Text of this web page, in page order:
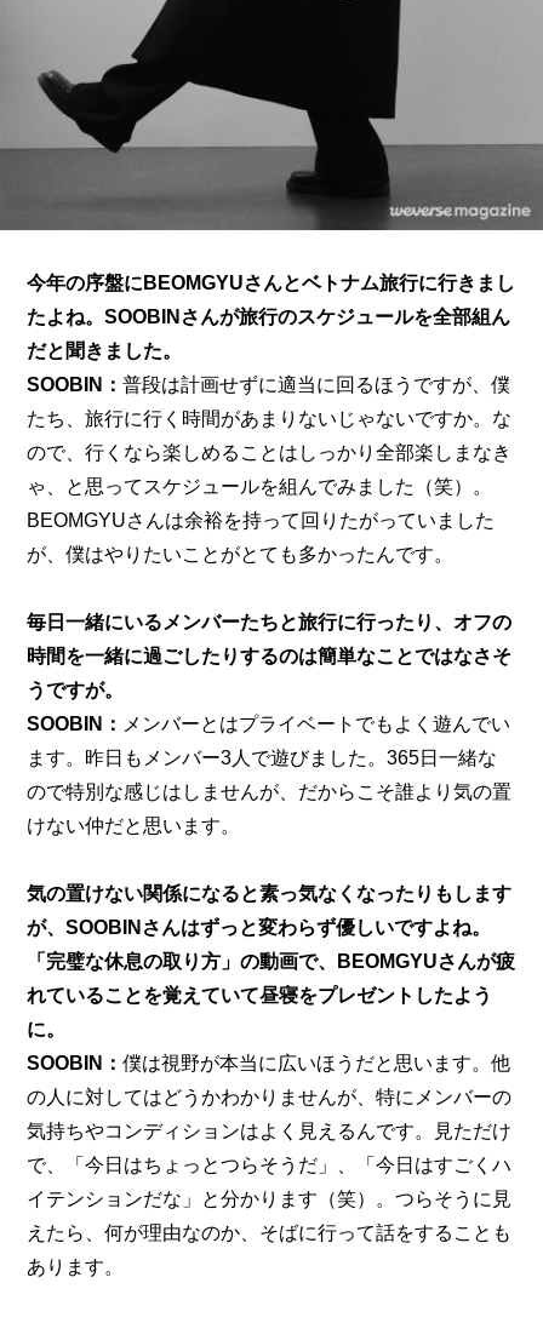
今年の序盤にBEOMGYUさんとベトナム旅行に行きまし
たよね。SOOBINさんが旅行のスケジュールを全部組ん
だと聞きました。
SOOBIN：普段は計画せずに適当に回るほうですが、僕
たち、旅行に行く時間があまりないじゃないですか。な
ので、行くなら楽しめることはしっかり全部楽しまなき
ゃ、と思ってスケジュールを組んでみました（笑）。
BEOMGYUさんは余裕を持って回りたがっていました
が、僕はやりたいことがとても多かったんです。
毎日一緒にいるメンバーたちと旅行に行ったり、オフの
時間を一緒に過ごしたりするのは簡単なことではなさそ
うですが。
SOOBIN： メンバーとはプライベートでもよく遊んでい
ます。昨日もメンバー3人で遊びました。365日一緒な
ので特別な感じはしませんが、だからこそ誰より気の置
けない仲だと思います。
気の置けない関係になると素っ気なくなったりもします
が、SOOBINさんはずっと変わらず優しいですよね。
「完璧な休息の取り方」の動画で、BEOMGYUさんが疲
れていることを覚えていて昼寝をプレゼントしたよう
に。
SOOBIN：僕は視野が本当に広いほうだと思います。他
の人に対してはどうかわかりませんが、特にメンバーの
気持ちやコンディションはよく見えるんです。見ただけ
で、「今日はちょっとつらそうだ」、「今日はすごくハ
イテンションだな」と分かります（笑）。つらそうに見
えたら、何が理由なのか、そばに行って話をすることも
あります。